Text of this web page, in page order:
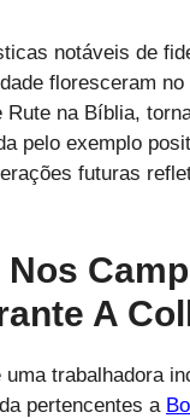
notáveis ​​de
floresceram
Rute na Bíblia,
pelo exemplo
futuras
A
trabalhadora
pertencentes a